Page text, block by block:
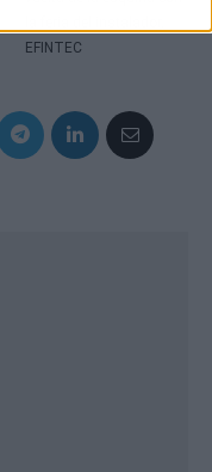
EFINTEC